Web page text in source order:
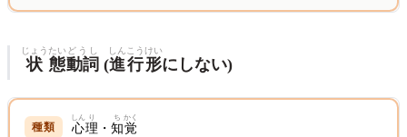
状
じょう
態
たい
動詞
どうし
(進行
しんこう
形
けい
にしない)
心
しん
理
り
・知
ち
覚
かく